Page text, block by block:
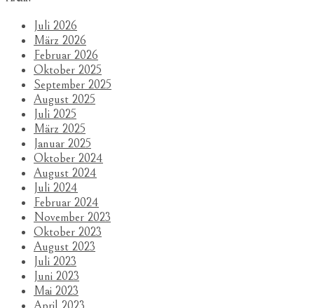
Juli 2026
März 2026
Februar 2026
Oktober 2025
September 2025
August 2025
Juli 2025
März 2025
Januar 2025
Oktober 2024
August 2024
Juli 2024
Februar 2024
November 2023
Oktober 2023
August 2023
Juli 2023
Juni 2023
Mai 2023